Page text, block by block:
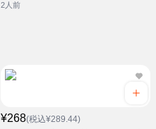
2人前
¥268(税込¥289.44)